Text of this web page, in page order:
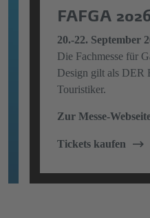
FAFGA
20.-22. September
Die Fachmesse für
Design gilt als DER
Touristiker.
Zur Messe-
Tickets kaufen